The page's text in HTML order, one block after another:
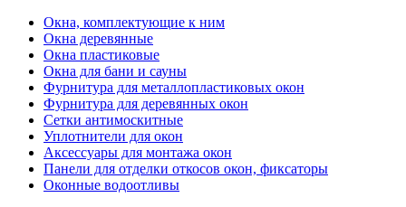
Окна, комплектующие к ним
Окна деревянные
Окна пластиковые
Окна для бани и сауны
Фурнитура для металлопластиковых окон
Фурнитура для деревянных окон
Сетки антимоскитные
Уплотнители для окон
Аксессуары для монтажа окон
Панели для отделки откосов окон, фиксаторы
Оконные водоотливы